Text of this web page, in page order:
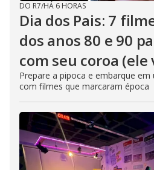
DO R7/HÁ 6 HORAS
Dia dos Pais: 7
dos anos 80 e 90
com seu coroa
Prepare a pipoca e embarque
com filmes que marcaram época